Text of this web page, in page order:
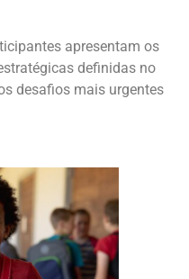
apresentam os
definidas no
desafios mais urgentes